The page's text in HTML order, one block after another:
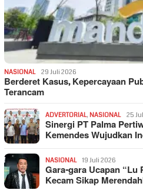
NASIONAL 29 Juli 2026
Berderet Kasus, Kepercayaan
Terancam
ADVERTORIAL, NASIONAL 25
Sinergi PT Palma
Kemendes Wujudkan
NASIONAL 19 Juli 2026
Gara-gara Ucapan “Lu
Kecam Sikap